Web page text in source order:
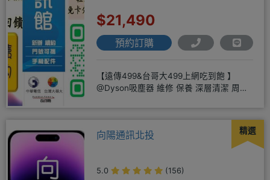
$21,490
預約訂購
【遠傳499&台哥大499上網吃到飽 】
@Dyson吸塵器 維修 保養 深層清潔 周邊
精選
向陽通訊北投
5.0
(156)